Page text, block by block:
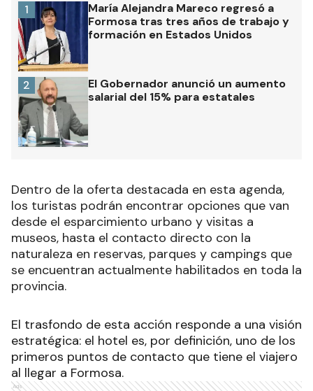
María Alejandra Mareco regresó a
Formosa tras tres años de trabajo y
formación en Estados Unidos
1
El Gobernador anunció un aumento
salarial del 15% para estatales
2
Dentro de la oferta destacada en esta agenda,
los turistas podrán encontrar opciones que van
desde el esparcimiento urbano y visitas a
museos, hasta el contacto directo con la
naturaleza en reservas, parques y campings que
se encuentran actualmente habilitados en toda la
provincia.
El trasfondo de esta acción responde a una visión
estratégica: el hotel es, por definición, uno de los
primeros puntos de contacto que tiene el viajero
al llegar a Formosa.
Ads